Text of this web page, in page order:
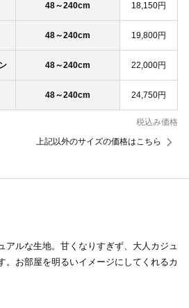
48～240cm 18,150円
48～240cm 19,800円
48～240cm 22,000円
48～240cm 24,750円
税込み価格
上記以外のサイズの価格はこちら
アルな生地。甘くなりすぎず、大人カジュ
。お部屋を明るいイメージにしてくれるカ